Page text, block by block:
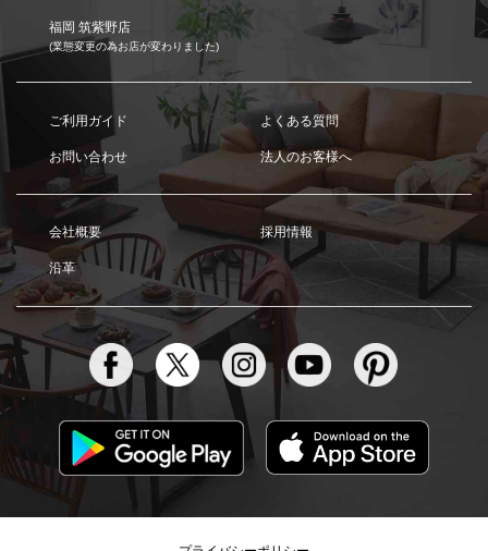
福岡 筑紫野店
(業態変更の為お店が変わりました)
ご利用ガイド よくある質問
お問い合わせ 法人のお客様へ
会社概要 採用情報
沿革